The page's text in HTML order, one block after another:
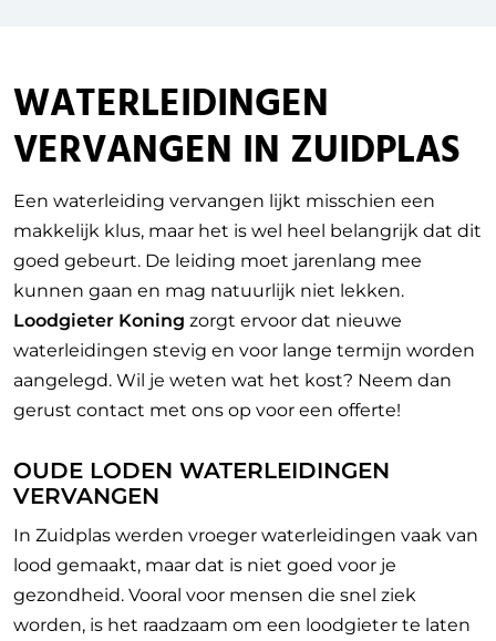
WATERLEIDINGEN
VERVANGEN IN ZUIDPLAS
Een waterleiding vervangen lijkt misschien een
makkelijk klus, maar het is wel heel belangrijk dat dit
goed gebeurt. De leiding moet jarenlang mee
kunnen gaan en mag natuurlijk niet lekken.
Loodgieter Koning zorgt ervoor dat nieuwe
waterleidingen stevig en voor lange termijn worden
aangelegd. Wil je weten wat het kost? Neem dan
gerust contact met ons op voor een offerte!
OUDE LODEN WATERLEIDINGEN
VERVANGEN
In Zuidplas werden vroeger waterleidingen vaak van
lood gemaakt, maar dat is niet goed voor je
gezondheid. Vooral voor mensen die snel ziek
worden, is het raadzaam om een loodgieter te laten